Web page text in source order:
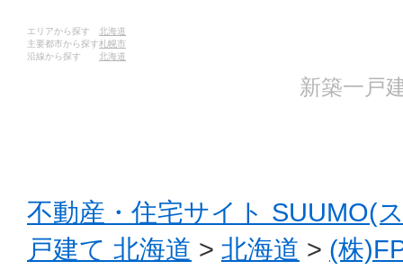
エリアから探す
北海道
主要都市から探す札幌市
沿線から探す
北海道
新築一戸
不動産・住宅サイト SUUMO(
戸建て 北海道 > 北海道 > (株